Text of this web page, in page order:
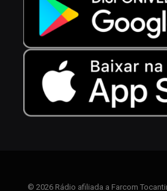
© 2026 Rádio afiliada a Farcom